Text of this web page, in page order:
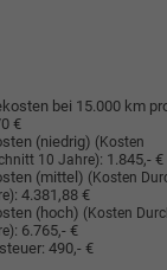
bei 15.000 km
€
(niedrig) (Kosten
10 Jahre): 1.845,- €
(mittel) (Kosten
: 4.381,88 €
(hoch) (Kosten
: 6.765,- €
490,- €